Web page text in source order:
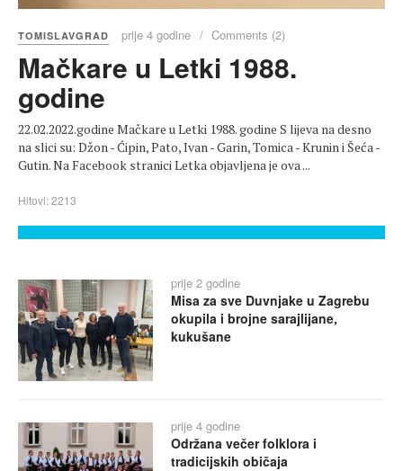
TOMISLAVGRAD prije 4 godine Comments (2)
Mačkare u Letki 1988.
godine
22.02.2022.godine Mačkare u Letki 1988. godine S lijeva na desno
na slici su: Džon - Ćipin, Pato, Ivan - Garin, Tomica - Krunin i Šeća -
Gutin. Na Facebook stranici Letka objavljena je ova ...
Hitovi: 2213
prije 2 godine
Misa za sve Duvnjake u Zagrebu
okupila i brojne sarajlijane,
kukušane
prije 4 godine
Održana večer folklora i
tradicijskih običaja